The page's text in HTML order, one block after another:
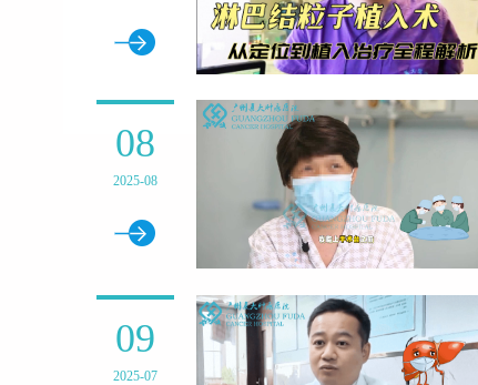
08
2025-08
09
2025-07